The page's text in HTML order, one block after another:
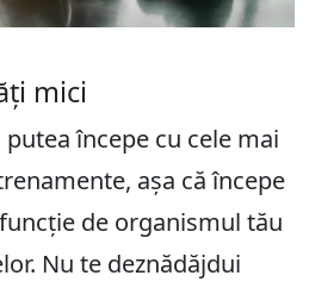
mici
începe cu cele mai
așa că începe
de organismul tău
Nu te deznădăjdui